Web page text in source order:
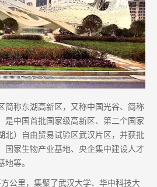
简称东湖高新区，又称中国光谷、简称
是中国首批国家级高新区、第二个国家
北）自由贸易试验区武汉片区，并获批
国家生物产业基地、央企集中建设人才
等。
公里，集聚了武汉大学、华中科技大